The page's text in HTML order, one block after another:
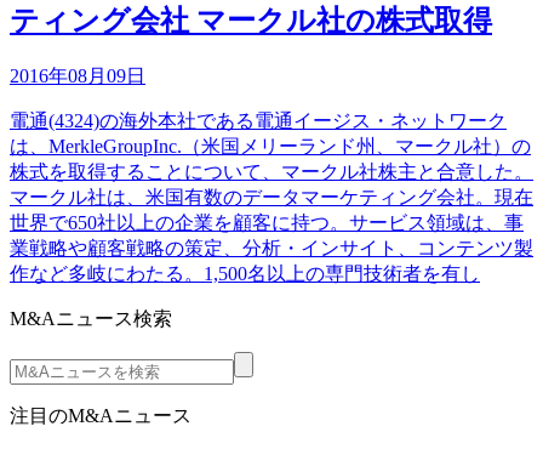
ティング会社 マークル社の株式取得
2016年08月09日
電通(4324)の海外本社である電通イージス・ネットワーク
は、MerkleGroupInc.（米国メリーランド州、マークル社）の
株式を取得することについて、マークル社株主と合意した。
マークル社は、米国有数のデータマーケティング会社。現在
世界で650社以上の企業を顧客に持つ。サービス領域は、事
業戦略や顧客戦略の策定、分析・インサイト、コンテンツ製
作など多岐にわたる。1,500名以上の専門技術者を有し
M&Aニュース検索
注目のM&Aニュース